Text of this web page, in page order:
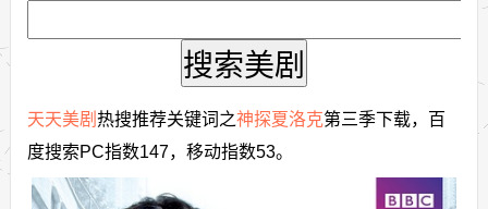
天天美剧 热搜推荐关键词之神探夏洛克第三季下载，百
度搜索PC指数147，移动指数53。